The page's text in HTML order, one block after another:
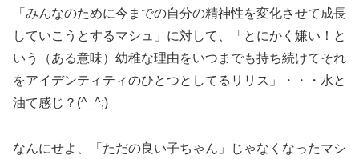
「みんなのために今までの自分の精神性を変化させて成長
していこうとするマシュ」に対して、「とにかく嫌い！と
いう（ある意味）幼稚な理由をいつまでも持ち続けてそれ
をアイデンティティのひとつとしてるリリス」・・・水と
油て感じ？(^_^;)
なんにせよ、「ただの良い子ちゃん」じゃなくなったマシ